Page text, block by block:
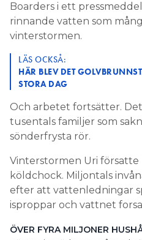
Boarders i ett
rinnande vatten som
vinterstormen.
LÄS OCKSÅ:
HÄR BLEV DET
STORA DAG
Och arbetet fortsätter.
tusentals familjer som
sönderfrysta rör.
Vinterstormen Uri försatte
köldchock. Miljontals
efter att vattenledningar
isproppar och vattnet
ÖVER FYRA MILJONER